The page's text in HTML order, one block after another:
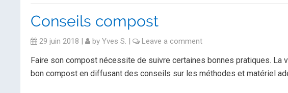
Conseils compost
29 juin 2018 | by Yves S. | Leave a comment
Faire son compost nécessite de suivre certaines bonnes pratiques. La
bon compost en diffusant des conseils sur les méthodes et matériel